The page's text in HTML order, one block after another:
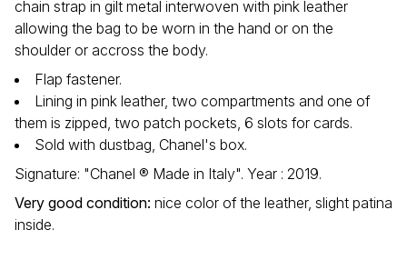
chain strap in gilt metal interwoven with pink leather
allowing the bag to be worn in the hand or on the
shoulder or accross the body.
Flap fastener.
Lining in pink leather, two compartments and one of
them is zipped, two patch pockets, 6 slots for cards.
Sold with dustbag, Chanel's box.
Signature: "Chanel ® Made in Italy". Year : 2019.
Very good condition: nice color of the leather, slight patina
inside.